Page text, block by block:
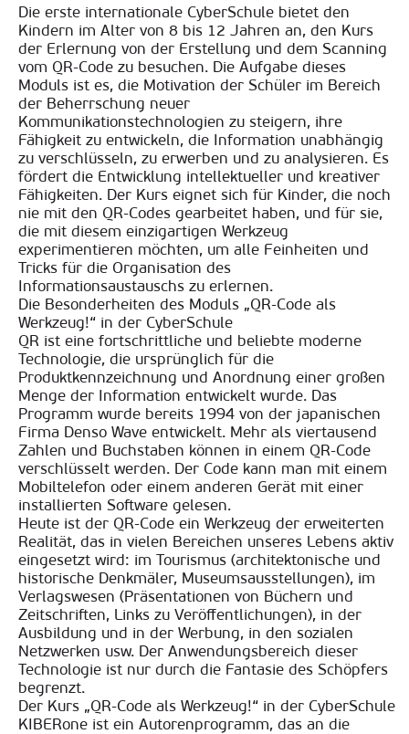
Die erste internationale CyberSchule bietet den
Kindern im Alter von 8 bis 12 Jahren an, den Kurs
der Erlernung von der Erstellung und dem Scanning
vom QR-Code zu besuchen. Die Aufgabe dieses
Moduls ist es, die Motivation der Schüler im Bereich
der Beherrschung neuer
Kommunikationstechnologien zu steigern, ihre
Fähigkeit zu entwickeln, die Information unabhängig
zu verschlüsseln, zu erwerben und zu analysieren. Es
fördert die Entwicklung intellektueller und kreativer
Fähigkeiten. Der Kurs eignet sich für Kinder, die noch
nie mit den QR-Codes gearbeitet haben, und für sie,
die mit diesem einzigartigen Werkzeug
experimentieren möchten, um alle Feinheiten und
Tricks für die Organisation des
Informationsaustauschs zu erlernen.
Die Besonderheiten des Moduls „QR-Code als
Werkzeug!“ in der CyberSchule
QR ist eine fortschrittliche und beliebte moderne
Technologie, die ursprünglich für die
Produktkennzeichnung und Anordnung einer großen
Menge der Information entwickelt wurde. Das
Programm wurde bereits 1994 von der japanischen
Firma Denso Wave entwickelt. Mehr als viertausend
Zahlen und Buchstaben können in einem QR-Code
verschlüsselt werden. Der Code kann man mit einem
Mobiltelefon oder einem anderen Gerät mit einer
installierten Software gelesen.
Heute ist der QR-Code ein Werkzeug der erweiterten
Realität, das in vielen Bereichen unseres Lebens aktiv
eingesetzt wird: im Tourismus (architektonische und
historische Denkmäler, Museumsausstellungen), im
Verlagswesen (Präsentationen von Büchern und
Zeitschriften, Links zu Veröffentlichungen), in der
Ausbildung und in der Werbung, in den sozialen
Netzwerken usw. Der Anwendungsbereich dieser
Technologie ist nur durch die Fantasie des Schöpfers
begrenzt.
Der Kurs „QR-Code als Werkzeug!“ in der CyberSchule
KIBERone ist ein Autorenprogramm, das an die